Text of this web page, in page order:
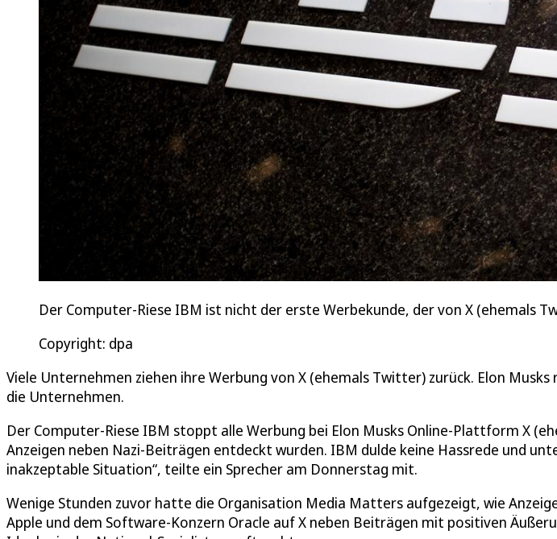
Der Computer-Riese IBM ist nicht der erste Werbekunde, der von X (ehemals
Copyright: dpa
Viele Unternehmen ziehen ihre Werbung von X (ehemals Twitter) zurück. Elon
die Unternehmen.
Der Computer-Riese IBM stoppt alle Werbung bei Elon Musks Online-Plattform X
Anzeigen neben Nazi-Beiträgen entdeckt wurden. IBM dulde keine Hassrede und
inakzeptable Situation“, teilte ein Sprecher am Donnerstag mit.
Wenige Stunden zuvor hatte die Organisation Media Matters aufgezeigt, wie
Apple und dem Software-Konzern Oracle auf X neben Beiträgen mit positiven